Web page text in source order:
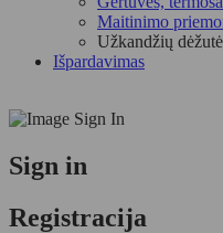
Maitinimo
Užkandžių
Išpardavimas
Sign in
Registracija